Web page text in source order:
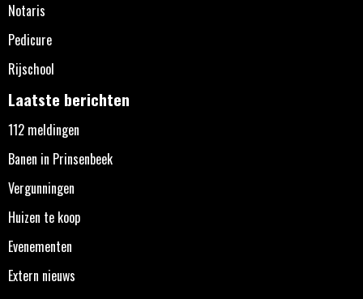
Notaris
Pedicure
Rijschool
Laatste berichten
112 meldingen
Banen in Prinsenbeek
Vergunningen
Huizen te koop
Evenementen
Extern nieuws